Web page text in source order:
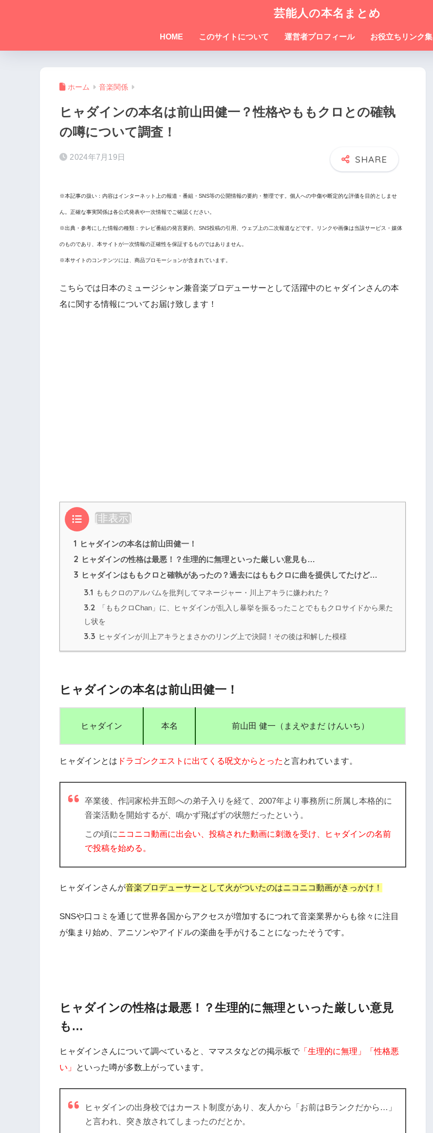
芸能人の本名まとめ
HOME このサイトについて 運営者プロフィール お役立ちリンク集
ホーム 音楽関係
ヒャダインの本名は前山田健一？性格やももクロとの確執
の噂について調査！
2024年7月19日
※本記事の扱い：内容はインターネット上の報道・番組・SNS等の公開情報の要約・整理です。個人への中傷や断定的な評価を目的としませ
ん。正確な事実関係は各公式発表や一次情報でご確認ください。
※出典・参考にした情報の種類：テレビ番組の発言要約、SNS投稿の引用、ウェブ上の二次報道などです。リンクや画像は当該サービス・媒体
のものであり、本サイトが一次情報の正確性を保証するものではありません。
※本サイトのコンテンツには、商品プロモーションが含まれています。
こちらでは日本のミュージシャン兼音楽プロデューサーとして活躍中のヒャダインさんの本
名に関する情報についてお届け致します！
目次 [非表示]
1 ヒャダインの本名は前山田健一！
2 ヒャダインの性格は最悪！？生理的に無理といった厳しい意見も…
3 ヒャダインはももクロと確執があったの？過去にはももクロに曲を提供してたけど…
3.1 ももクロのアルバムを批判してマネージャー・川上アキラに嫌われた？
3.2
「ももクロChan」に、ヒャダインが乱入し暴挙を振るったことでももクロサイドから果た
し状を
3.3 ヒャダインが川上アキラとまさかのリング上で決闘！その後は和解した模様
ヒャダインの本名は前山田健一！
ヒャダイン 本名 前山田 健一（まえやまだ けんいち）
ヒャダインとは ドラゴンクエストに出てくる呪文からとった と言われています。
卒業後、作詞家松井五郎への弟子入りを経て、 2007年より事務所に所属し本格的に
音楽活動を開始するが、鳴かず飛ばずの状態だった という。
この頃にニコニコ動画に出会い、投稿された動画に刺激を受け、ヒャダインの名前
で投稿を始める。
ヒャダインさんが音楽プロデューサーとして火がついたのはニコニコ動画がきっかけ！
SNSや口コミを通じて世界各国からアクセスが増加するにつれて音楽業界からも徐々に注目
が集まり始め、アニソンやアイドルの楽曲を手がけることになったそうです。
ヒャダインの性格は最悪！？生理的に無理といった厳しい意見
も…
ヒャダインさんについて調べていると、ママスタなどの掲示板で 「生理的に無理」「性格悪
い」
といった噂が多数上がっています。
ヒャダインの出身校ではカースト制度があり、友人から
「お前はBランクだから…」
と言われ、突き放されてしまったのだとか。